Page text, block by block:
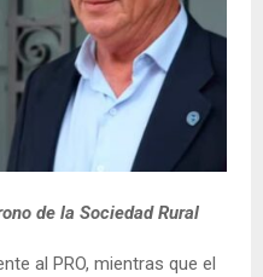
de la Sociedad Rural
al PRO, mientras que el